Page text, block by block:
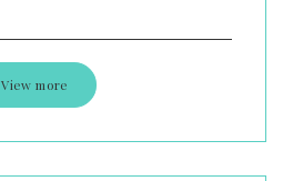
View more